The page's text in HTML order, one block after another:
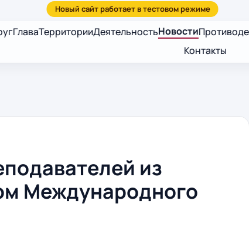
ГлаваТерриторииДеятельностьНовости
Контакты
из
Международного